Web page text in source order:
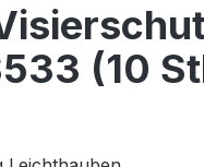
(10